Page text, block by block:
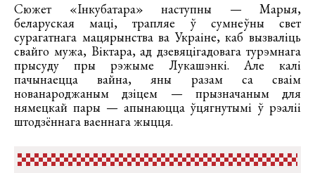
Сюжет «Інкубатара» наступны — Марыя,
беларуская маці, трапляе ў сумнеўны свет
сурагатнага мацярынства ва Украіне, каб вызваліць
свайго мужа, Віктара, ад дзевяцігадовага турэмнага
прысуду пры рэжыме Лукашэнкі. Але калі
пачынаецца вайна, яны разам са сваім
нованароджаным дзіцем — прызначаным для
нямецкай пары — апынаюцца ўцягнутымі ў рэаліі
штодзённага ваеннага жыцця.